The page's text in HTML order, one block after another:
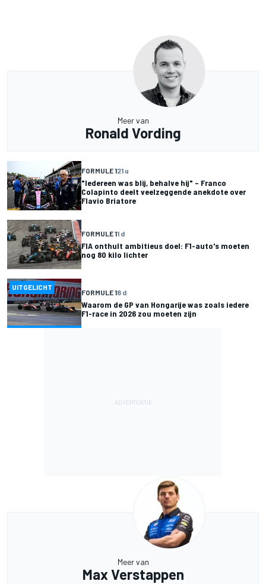
Meer van
Ronald Vording
FORMULE 121 u
"Iedereen was blij, behalve hij" – Franco
Colapinto deelt veelzeggende anekdote over
Flavio Briatore
FORMULE 11 d
FIA onthult ambitieus doel: F1-auto's moeten
nog 80 kilo lichter
UITGELICHT
FORMULE 18 d
Waarom de GP van Hongarije was zoals iedere
F1-race in 2026 zou moeten zijn
Meer van
Max Verstappen